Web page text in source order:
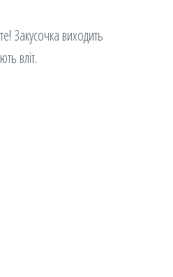
Закусочка виходить
вліт.